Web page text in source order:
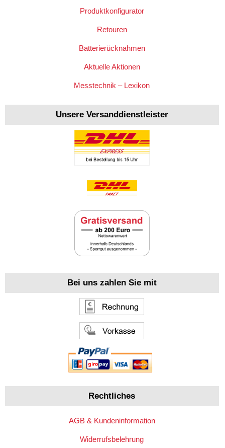
Produktkonfigurator
Retouren
Batterierücknahmen
Aktuelle Aktionen
Messtechnik – Lexikon
Unsere Versanddienstleister
Bei uns zahlen Sie mit
Rechtliches
AGB & Kundeninformation
Widerrufsbelehrung